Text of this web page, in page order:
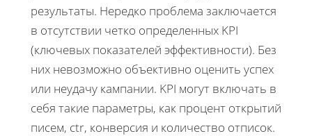
результаты. Нередко проблема заключается
в отсутствии четко определенных KPI
(ключевых показателей эффективности). Без
них невозможно объективно оценить успех
или неудачу кампании. KPI могут включать в
себя такие параметры, как процент открытий
писем, ctr, конверсия и количество отписок.